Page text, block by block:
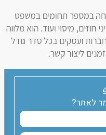
במספר תחומים במשפט
חוזים, מיסוי ועוד. הוא מלווה
ועסקים בכל סדר גודל
ליצור קשר.
לאתר?